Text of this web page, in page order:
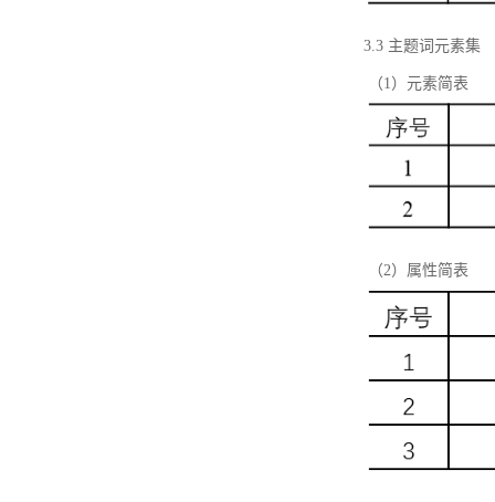
3.3 主题词元素集
（1）元素简表
（2）属性简表